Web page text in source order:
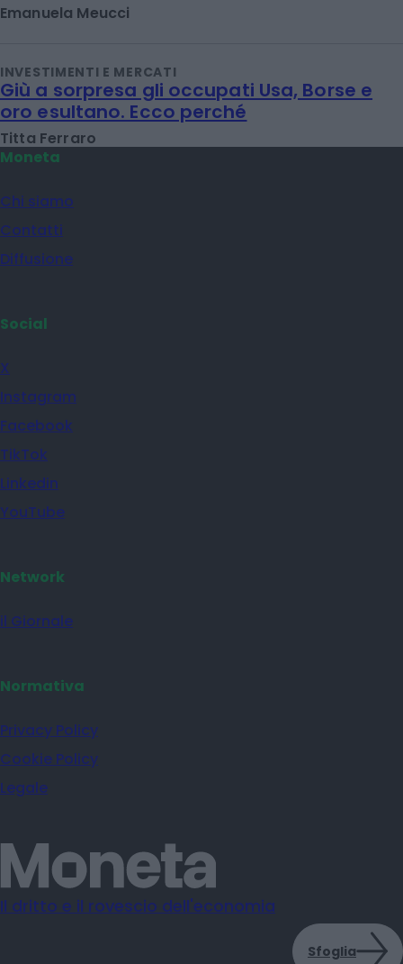
Emanuela Meucci
INVESTIMENTI E MERCATI
Giù a sorpresa gli occupati Usa, Borse e
oro esultano. Ecco perché
Titta Ferraro
Moneta
Chi siamo
Contatti
Diffusione
Social
X
Instagram
Facebook
TikTok
Linkedin
YouTube
Network
il Giornale
Normativa
Privacy Policy
Cookie Policy
Legale
Il dritto e il rovescio dell'economia
Sfoglia